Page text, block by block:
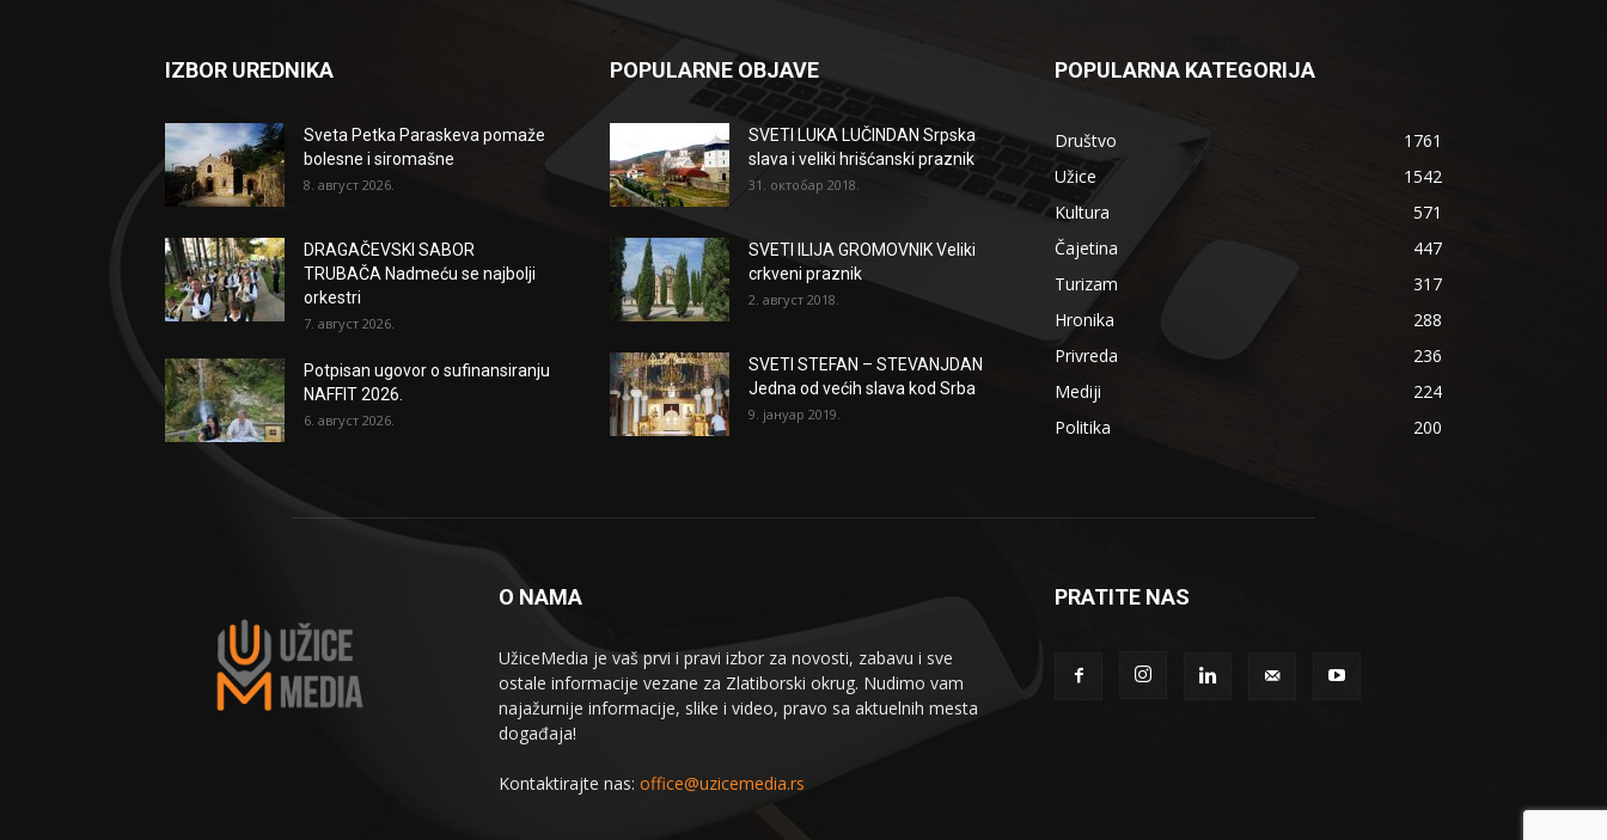
IZBOR UREDNIKA
Sveta Petka Paraskeva pomaže
bolesne i siromašne
8. август 2026.
DRAGAČEVSKI SABOR
TRUBAČA Nadmeću se najbolji
orkestri
7. август 2026.
Potpisan ugovor o sufinansiranju
NAFFIT 2026.
6. август 2026.
POPULARNE OBJAVE
SVETI LUKA LUČINDAN Srpska
slava i veliki hrišćanski praznik
31. октобар 2018.
SVETI ILIJA GROMOVNIK Veliki
crkveni praznik
2. август 2018.
SVETI STEFAN – STEVANJDAN
Jedna od većih slava kod Srba
9. јануар 2019.
POPULARNA KATEGORIJA
Društvo
1761
Užice
1542
Kultura
571
Čajetina
447
Turizam
317
Hronika
288
Privreda
236
Mediji
224
Politika
200
O NAMA
UžiceMedia je vaš prvi i pravi izbor za novosti, zabavu i sve
ostale informacije vezane za Zlatiborski okrug. Nudimo vam
najažurnije informacije, slike i video, pravo sa aktuelnih mesta
događaja!
Kontaktirajte nas: office@uzicemedia.rs
PRATITE NAS